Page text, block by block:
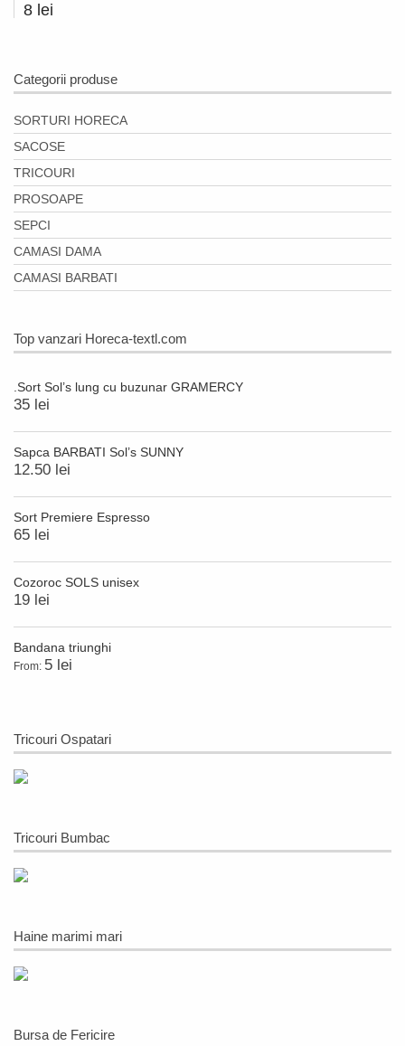
8 lei
Categorii produse
SORTURI HORECA
SACOSE
TRICOURI
PROSOAPE
SEPCI
CAMASI DAMA
CAMASI BARBATI
Top vanzari Horeca-textl.com
.Sort Sol’s lung cu buzunar GRAMERCY
35 lei
Sapca BARBATI Sol’s SUNNY
12.50 lei
Sort Premiere Espresso
65 lei
Cozoroc SOLS unisex
19 lei
Bandana triunghi
From: 5 lei
Tricouri Ospatari
Tricouri Bumbac
Haine marimi mari
Bursa de Fericire